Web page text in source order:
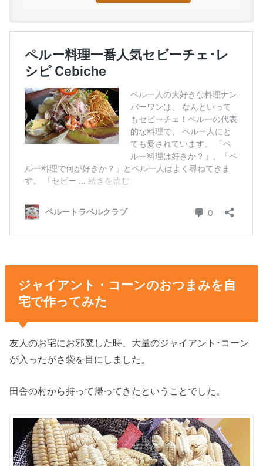
ジャイアント・コーンのおつまみを自
宅で作ってみた
友人のお宅にお邪魔した時、大量のジャイアント･コーン
が入ったがさ袋を目にしました。
田舎の村から持って帰ってきたということでした。